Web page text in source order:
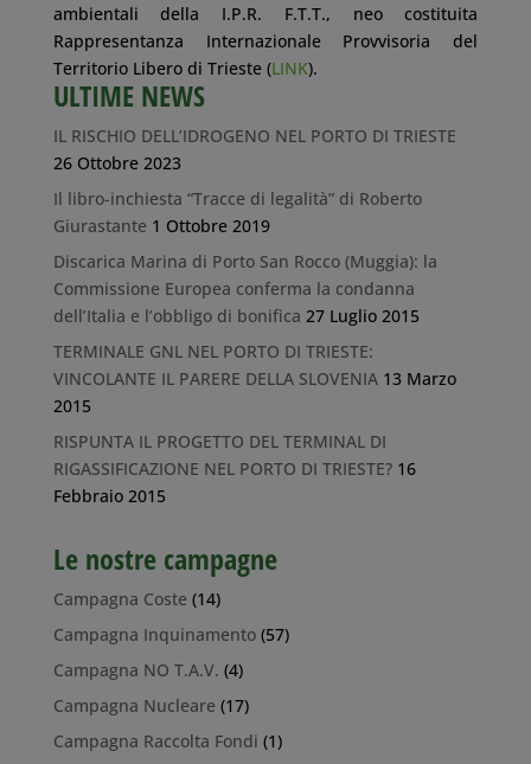
ambientali della I.P.R. F.T.T., neo costituita
Rappresentanza Internazionale Provvisoria del
Territorio Libero di Trieste (LINK).
ULTIME NEWS
IL RISCHIO DELL’IDROGENO NEL PORTO DI TRIESTE
26 Ottobre 2023
Il libro-inchiesta “Tracce di legalità” di Roberto
Giurastante 1 Ottobre 2019
Discarica Marina di Porto San Rocco (Muggia): la
Commissione Europea conferma la condanna
dell’Italia e l’obbligo di bonifica 27 Luglio 2015
TERMINALE GNL NEL PORTO DI TRIESTE:
VINCOLANTE IL PARERE DELLA SLOVENIA 13 Marzo
2015
RISPUNTA IL PROGETTO DEL TERMINAL DI
RIGASSIFICAZIONE NEL PORTO DI TRIESTE? 16
Febbraio 2015
Le nostre campagne
Campagna Coste (14)
Campagna Inquinamento(57)
Campagna NO T.A.V. (4)
Campagna Nucleare (17)
Campagna Raccolta Fondi (1)